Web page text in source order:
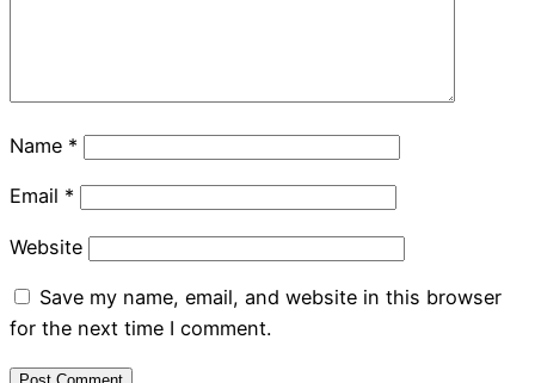
Name *
Email *
Website
Save my name, email, and website in this browser
for the next time I comment.